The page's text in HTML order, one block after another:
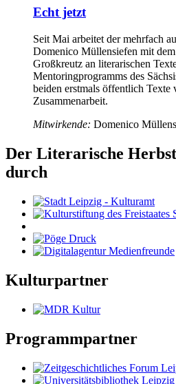
Echt jetzt
Seit Mai arbeitet der mehrfach
Domenico Müllensiefen mit
Großkreutz an literarischen
Mentoringprogramms des
beiden erstmals öffentlich
Zusammenarbeit.
Mitwirkende: Domenico
Der Literarische
durch
Kulturpartner
Programmpartner